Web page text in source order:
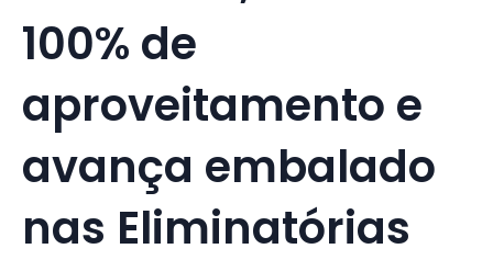
100% de
aproveitamento e
avança embalado
nas Eliminatórias